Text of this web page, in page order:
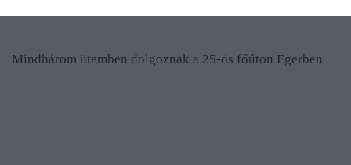
Mindhárom ütemben dolgoznak a 25-ös főúton Egerben